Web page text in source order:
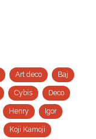
Art deco Baj
Cybis Deco
Henry Igor
Koji Kamoji